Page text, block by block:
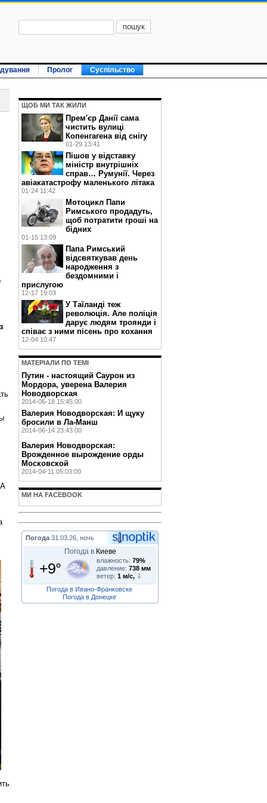
Пролог Суспільство
ЩОБ МИ ТАК ЖИЛИ
Прем'єр Данії сама
чистить вулиці
Копенгагена від снігу
01-29 13:41
Пішов у відставку
міністр внутрішніх
справ… Румунії. Через
авіакатастрофу маленького літака
01-24 11:42
Мотоцикл Папи
Римського продадуть,
щоб потратити гроші на
бідних
01-15 13:09
Папа Римський
відсвяткував день
народження з
бездомними і
прислугою
12-17 19:03
У Таїланді теж
революція. Але поліція
дарує людям троянди і
співає з ними пісень про кохання
12-04 10:47
МАТЕРIАЛИ ПО ТЕМI
Путин - настоящий Саурон из
Мордора, уверена Валерия
Новодворская
2014-06-18 15:45:00
Валерия Новодворская: И щуку
бросили в Ла-Манш
2014-06-14 23:43:00
Валерия Новодворская:
Врожденное вырождение орды
Московской
2014-04-11 05:03:00
МИ НА FACEBOOK
Погода 31.03.26, ночь
Погода в Киеве
+9° влажность: 79%
давление: 738 мм
ветер: 1 м/с,
Погода в Ивано-Франковске
Погода в Донецке